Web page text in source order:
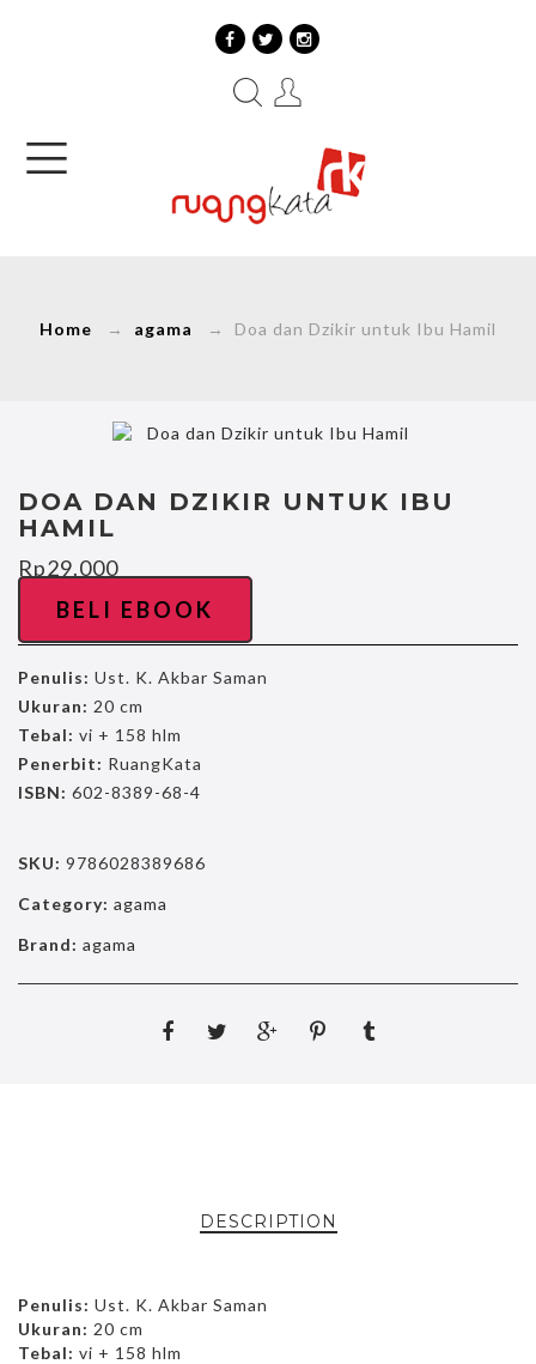
Home → agama → Doa dan Dzikir untuk Ibu Hamil
DOA DAN DZIKIR UNTUK IBU
HAMIL
Rp29.000
BELI EBOOK
Penulis: Ust. K. Akbar Saman
Ukuran: 20 cm
Tebal: vi + 158 hlm
Penerbit: RuangKata
ISBN: 602-8389-68-4
SKU: 9786028389686
Category: agama
Brand: agama
DESCRIPTION
Penulis: Ust. K. Akbar Saman
Ukuran: 20 cm
Tebal: vi + 158 hlm